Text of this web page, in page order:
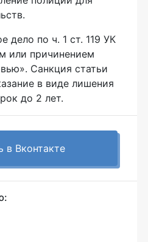
дело по ч. 1 ст. 119 УК
или причинением
Санкция статьи
в виде лишения
до 2 лет.
в Вконтакте